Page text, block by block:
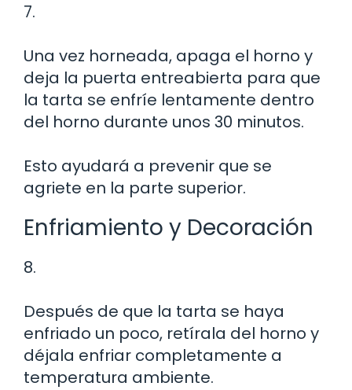
7.
Una vez horneada, apaga el horno y
deja la puerta entreabierta para que
la tarta se enfríe lentamente dentro
del horno durante unos 30 minutos.
Esto ayudará a prevenir que se
agriete en la parte superior.
Enfriamiento y Decoración
8.
Después de que la tarta se haya
enfriado un poco, retírala del horno y
déjala enfriar completamente a
temperatura ambiente.